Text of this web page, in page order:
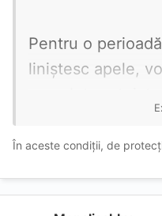
Pentru o
liniștesc apele,
Sincer, m-am
aceeași replică:
În aceste condiții, de